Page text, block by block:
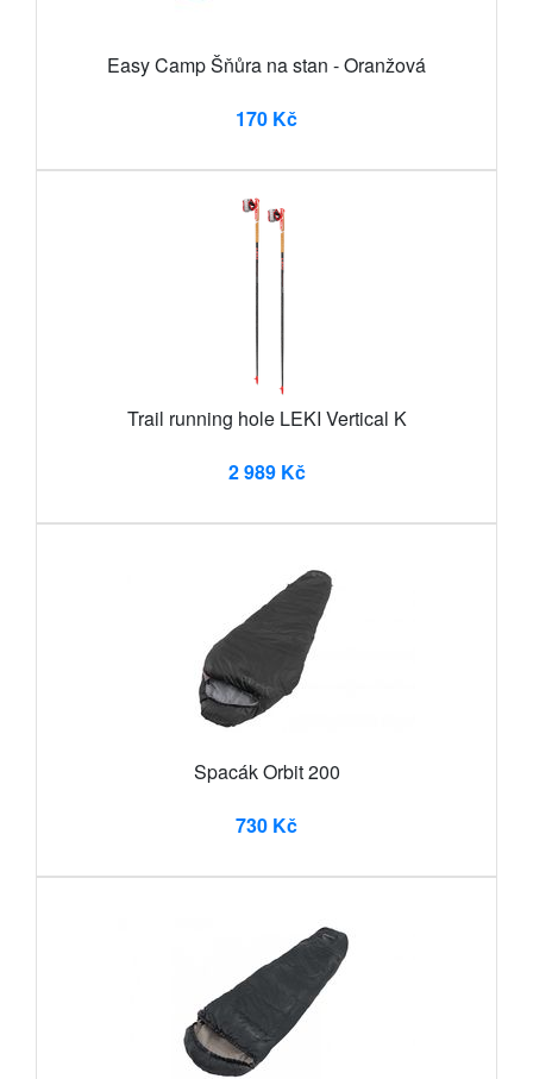
Easy Camp Šňůra na stan - Oranžová
170 Kč
Trail running hole LEKI Vertical K
2 989 Kč
Spacák Orbit 200
730 Kč